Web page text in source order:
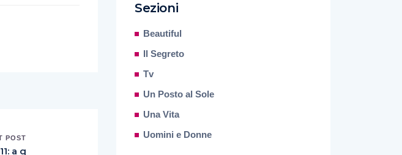
POST
a q
Sezioni
Beautiful
Il Segreto
Tv
Un Posto al Sole
Una Vita
Uomini e Donne